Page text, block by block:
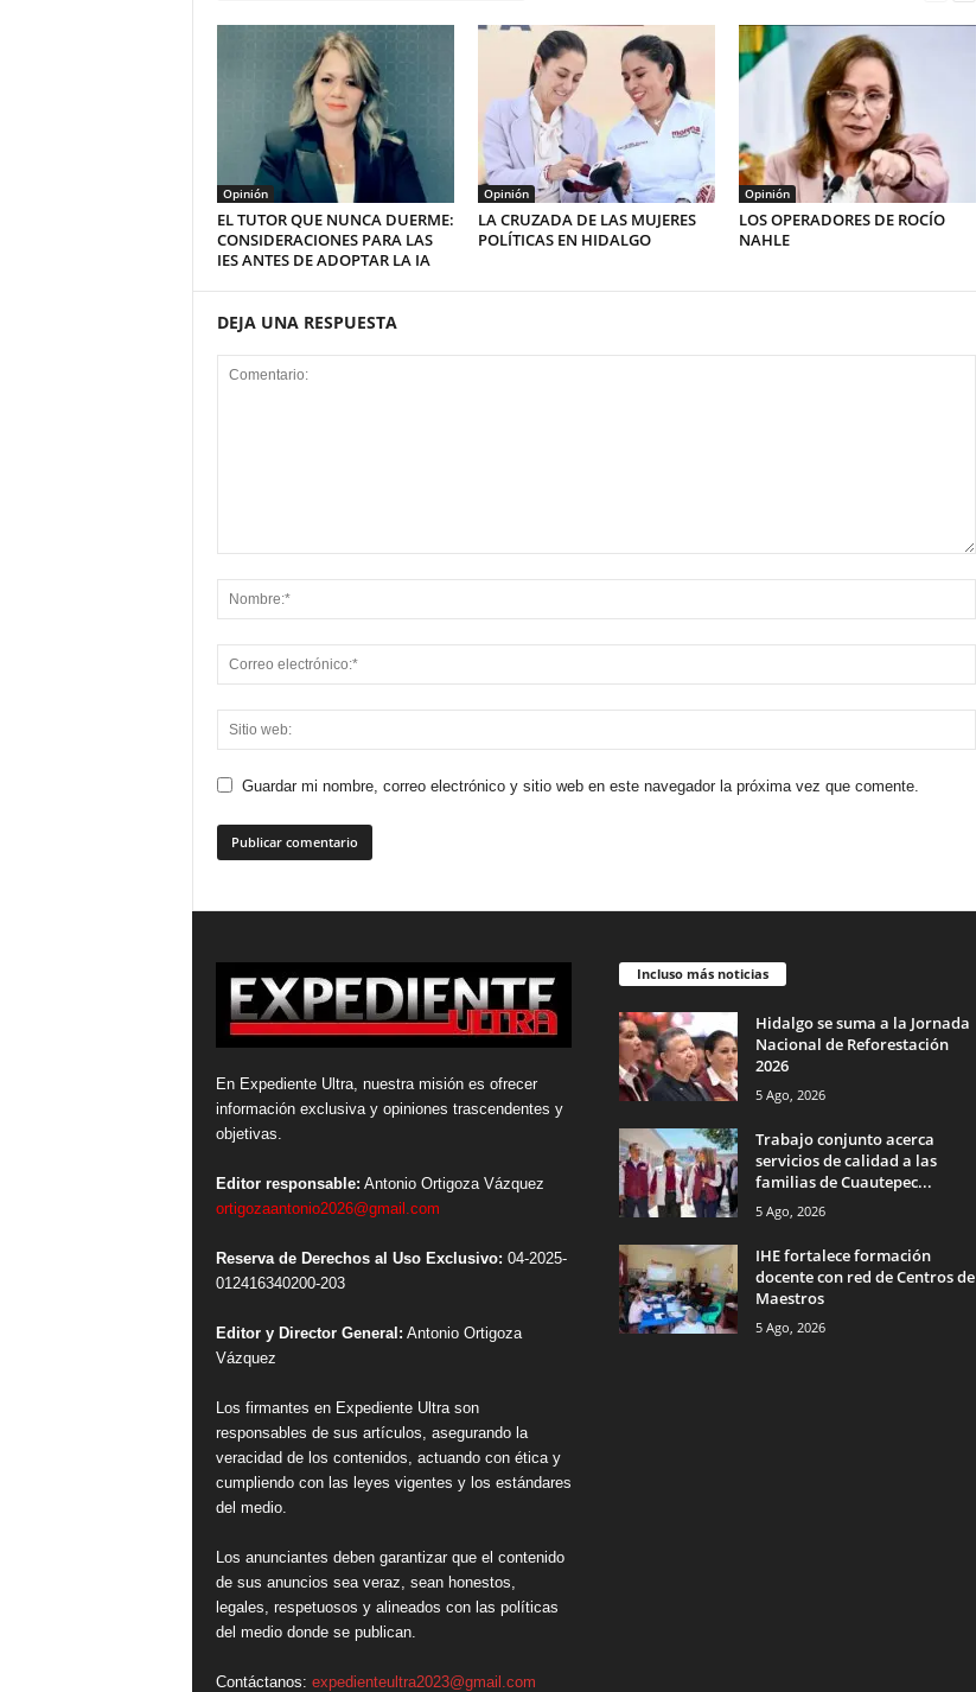
Opinión
EL TUTOR QUE NUNCA DUERME:
CONSIDERACIONES PARA LAS
IES ANTES DE ADOPTAR LA IA
Opinión
LA CRUZADA DE LAS MUJERES
POLÍTICAS EN HIDALGO
Opinión
LOS OPERADORES DE ROCÍO
NAHLE
DEJA UNA RESPUESTA
Guardar mi nombre, correo electrónico y sitio web en este navegador la próxima vez que comente.
En Expediente Ultra, nuestra misión es ofrecer
información exclusiva y opiniones trascendentes y
objetivas.
Editor responsable: Antonio Ortigoza Vázquez
ortigozaantonio2026@gmail.com
Reserva de Derechos al Uso Exclusivo: 04-2025-
012416340200-203
Editor y Director General: Antonio Ortigoza
Vázquez
Los firmantes en Expediente Ultra son
responsables de sus artículos, asegurando la
veracidad de los contenidos, actuando con ética y
cumpliendo con las leyes vigentes y los estándares
del medio.
Los anunciantes deben garantizar que el contenido
de sus anuncios sea veraz, sean honestos,
legales, respetuosos y alineados con las políticas
del medio donde se publican.
Contáctanos: expedienteultra2023@gmail.com
Incluso más noticias
Hidalgo se suma a la Jornada
Nacional de Reforestación
2026
5 Ago, 2026
Trabajo conjunto acerca
servicios de calidad a las
familias de Cuautepec...
5 Ago, 2026
IHE fortalece formación
docente con red de Centros de
Maestros
5 Ago, 2026